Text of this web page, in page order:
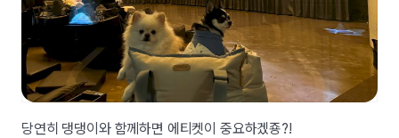
당연히 댕댕이와 함께하면 에티켓이 중요하겠죵?!